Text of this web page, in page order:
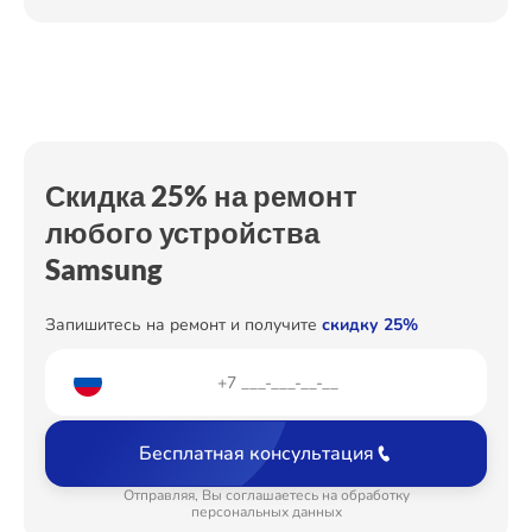
Скидка 25% на ремонт
любого устройства
Samsung
Запишитесь на ремонт и получите скидку 25%
Бесплатная консультация
Отправляя, Вы соглашаетесь на обработку
персональных данных
Ремонт Кондиционеров
Ремонт ТВ-приставок
Ремонт Сушильных машин